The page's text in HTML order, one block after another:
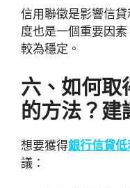
信用聯徵是影響信
度也是一個重要因
較為穩定。
六、如何取
的方法？建
想要獲得銀行信貸低
議：